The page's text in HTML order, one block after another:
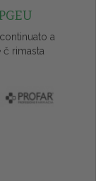
a
rimasta